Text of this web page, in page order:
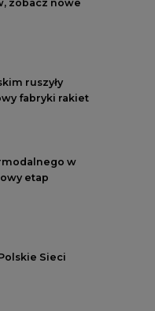
ruszyły
fabryki rakiet
w
etap
Sieci